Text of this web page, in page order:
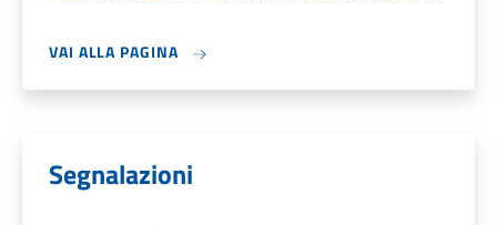
VAI ALLA PAGINA
Segnalazioni